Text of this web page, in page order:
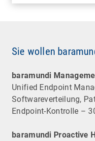
Sie wollen
baramundi
Unified Endpoint
Software­verteilung,
Endpoint-Kontrolle –
baramundi Proactive